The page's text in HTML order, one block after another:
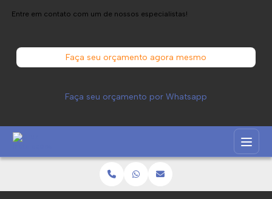
Entre em contato com um de nossos especialistas!
Faça seu orçamento agora mesmo
Faça seu orçamento por Whatsapp